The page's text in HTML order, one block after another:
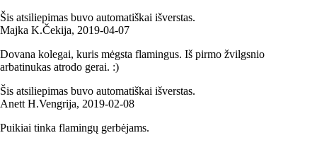
Šis atsiliepimas buvo automatiškai išverstas.
Majka K.Čekija, 2019‑04‑07
Dovana kolegai, kuris mėgsta flamingus. Iš pirmo žvilgsnio
arbatinukas atrodo gerai. :)
Šis atsiliepimas buvo automatiškai išverstas.
Anett H.Vengrija, 2019‑02‑08
Puikiai tinka flamingų gerbėjams.